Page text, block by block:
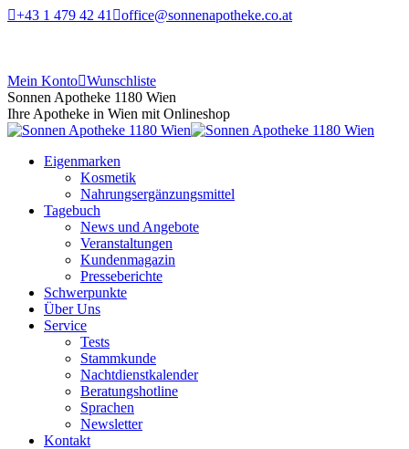
+43 1 479 42 41 office@sonnenapotheke.co.at
Mein Konto Wunschliste
Sonnen Apotheke 1180 Wien
Ihre Apotheke in Wien mit Onlineshop
Eigenmarken
Kosmetik
Nahrungsergänzungsmittel
Tagebuch
News und Angebote
Veranstaltungen
Kundenmagazin
Presseberichte
Schwerpunkte
Über Uns
Service
Tests
Stammkunde
Nachtdienstkalender
Beratungshotline
Sprachen
Newsletter
Kontakt